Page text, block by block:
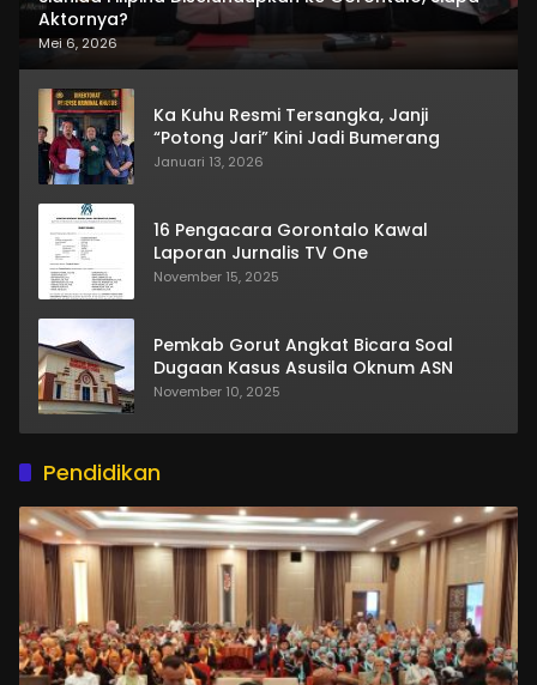
Aktornya?
Mei 6, 2026
Ka Kuhu Resmi Tersangka, Janji
“Potong Jari” Kini Jadi Bumerang
Januari 13, 2026
16 Pengacara Gorontalo Kawal
Laporan Jurnalis TV One
November 15, 2025
Pemkab Gorut Angkat Bicara Soal
Dugaan Kasus Asusila Oknum ASN
November 10, 2025
Pendidikan